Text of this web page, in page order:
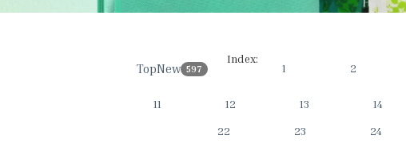
TopNews597
Index:
1 2
11 12 13 14
22
23 24